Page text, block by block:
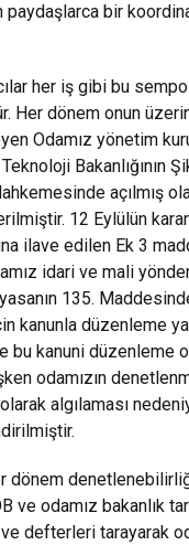
paydaşlarca bir
her iş gibi bu
Her dönem onun
Odamız yönetim
Bakanlığının
açılmış
12 Eylülün
ilave edilen Ek 3
idari ve mali
135.
kanunla düzenleme
bu kanuni düzenleme
odamızın
algılaması
dönem
ve odamız bakanlık
defterleri tarayarak